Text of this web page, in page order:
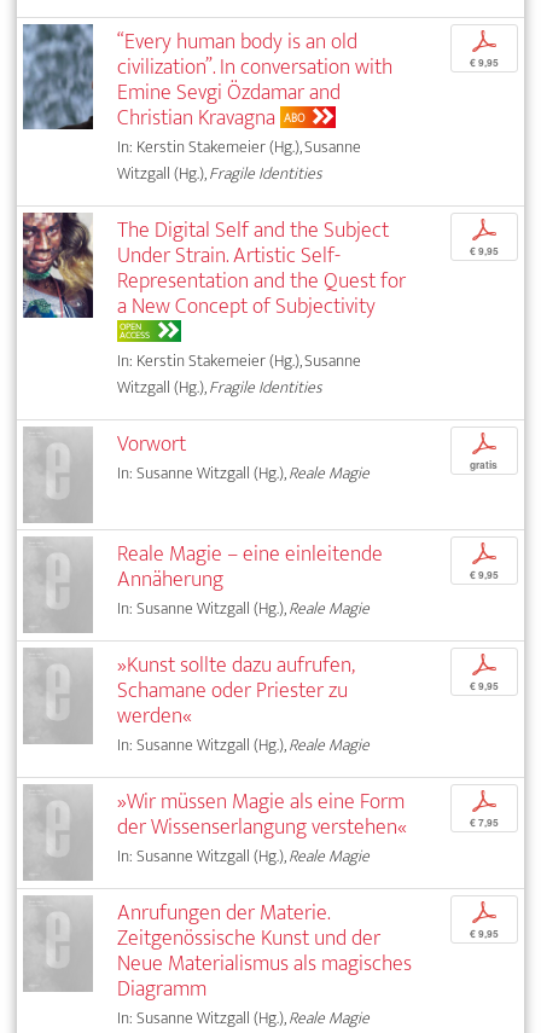
“Every human body is an old
civilization”. In conversation with
Emine Sevgi Özdamar and
Christian Kravagna ABO
In: Kerstin Stakemeier (Hg.), Susanne
Witzgall (Hg.),Fragile Identities
p
€ 9,95
The Digital Self and the Subject
Under Strain. Artistic Self-
Representation and the Quest for
a New Concept of Subjectivity
OPEN
ACCESS
In: Kerstin Stakemeier (Hg.), Susanne
Witzgall (Hg.),Fragile Identities
p
€ 9,95
Vorwort
In: Susanne Witzgall (Hg.),Reale Magie
p
gratis
Reale Magie – eine einleitende
Annäherung
In: Susanne Witzgall (Hg.),Reale Magie
p
€ 9,95
»Kunst sollte dazu aufrufen,
Schamane oder Priester zu
werden«
In: Susanne Witzgall (Hg.),Reale Magie
p
€ 9,95
»Wir müssen Magie als eine Form
der Wissenserlangung verstehen«
In: Susanne Witzgall (Hg.),Reale Magie
p
€ 7,95
Anrufungen der Materie.
Zeitgenössische Kunst und der
Neue Materialismus als magisches
Diagramm
In: Susanne Witzgall (Hg.),Reale Magie
p
€ 9,95